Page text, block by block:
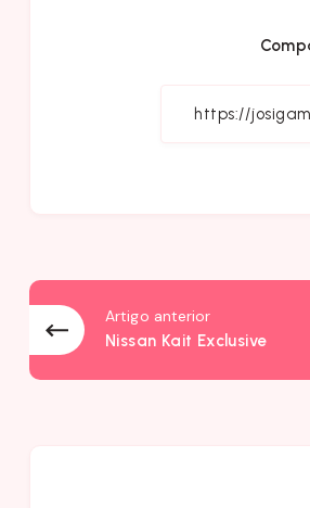
Artigo anterior
Nissan Kait Exclusive